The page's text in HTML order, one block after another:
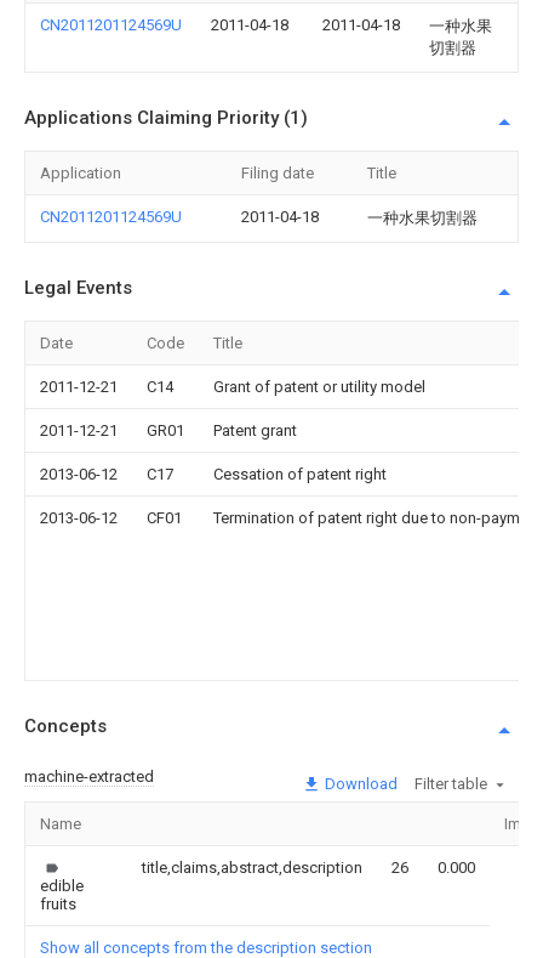
CN2011201124569U 2011-04-18 2011-04-18
一种水果
切割器
Applications Claiming Priority (1)
Application Filing date Title
CN2011201124569U 2011-04-18 一种水果切割器
Legal Events
Date Code Title
2011-12-21 C14 Grant of patent or utility model
2011-12-21 GR01 Patent grant
2013-06-12 C17 Cessation of patent right
2013-06-12 CF01 Termination of patent right due to non-
Concepts
machine-extracted Download Filter table
Name
edible
fruits
title,claims,abstract,description 26 0.000
Show all concepts from the description section